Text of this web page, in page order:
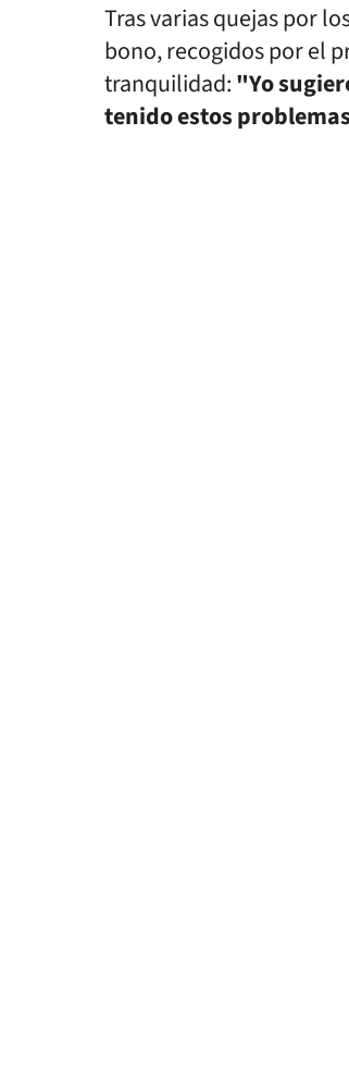
Tras varias quejas por
bono, recogidos por el
tranquilidad:"Yo
tenido estos